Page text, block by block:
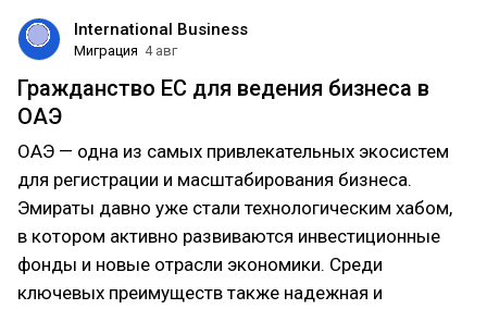
International Business
Миграция 4 авг
Гражданство ЕС для ведения бизнеса в
ОАЭ
ОАЭ — одна из самых привлекательных экосистем
для регистрации и масштабирования бизнеса.
Эмираты давно уже стали технологическим хабом,
в котором активно развиваются инвестиционные
фонды и новые отрасли экономики. Среди
ключевых преимуществ также надежная и